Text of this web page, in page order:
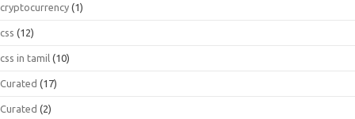
cryptocurrency (1)
css (12)
css in tamil (10)
Curated (17)
Curated (2)